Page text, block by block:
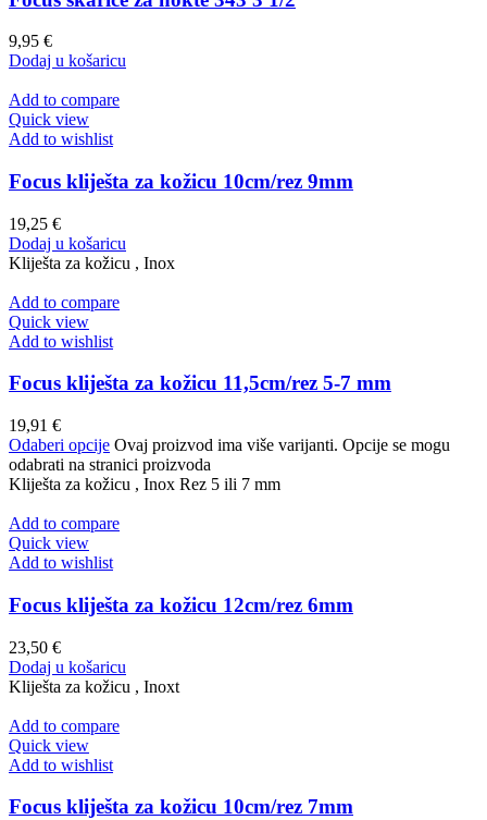
9,95 €
Dodaj u košaricu
Add to compare
Quick view
Add to wishlist
Focus kliješta za kožicu 10cm/rez 9mm
19,25 €
Dodaj u košaricu
Kliješta za kožicu , Inox
Add to compare
Quick view
Add to wishlist
Focus kliješta za kožicu 11,5cm/rez 5-7 mm
19,91 €
Odaberi opcije Ovaj proizvod ima više varijanti. Opcije se mogu
odabrati na stranici proizvoda
Kliješta za kožicu , Inox Rez 5 ili 7 mm
Add to compare
Quick view
Add to wishlist
Focus kliješta za kožicu 12cm/rez 6mm
23,50 €
Dodaj u košaricu
Kliješta za kožicu , Inoxt
Add to compare
Quick view
Add to wishlist
Focus kliješta za kožicu 10cm/rez 7mm